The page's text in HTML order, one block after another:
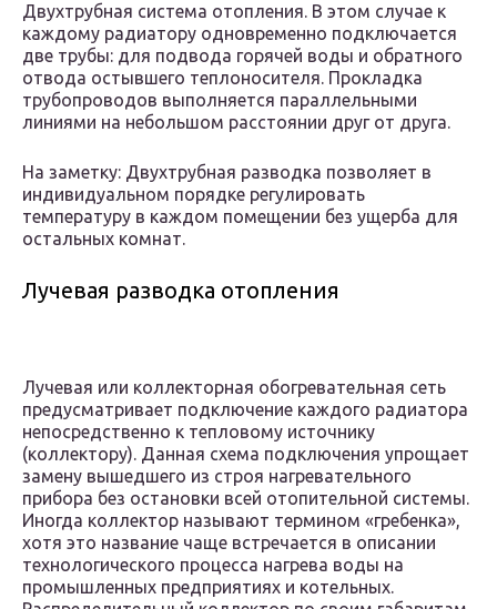
Двухтрубная система отопления. В этом случае к
каждому радиатору одновременно подключается
две трубы: для подвода горячей воды и обратного
отвода остывшего теплоносителя. Прокладка
трубопроводов выполняется параллельными
линиями на небольшом расстоянии друг от друга.
На заметку: Двухтрубная разводка позволяет в
индивидуальном порядке регулировать
температуру в каждом помещении без ущерба для
остальных комнат.
Лучевая разводка отопления
Лучевая или коллекторная обогревательная сеть
предусматривает подключение каждого радиатора
непосредственно к тепловому источнику
(коллектору). Данная схема подключения упрощает
замену вышедшего из строя нагревательного
прибора без остановки всей отопительной системы.
Иногда коллектор называют термином «гребенка»,
хотя это название чаще встречается в описании
технологического процесса нагрева воды на
промышленных предприятиях и котельных.